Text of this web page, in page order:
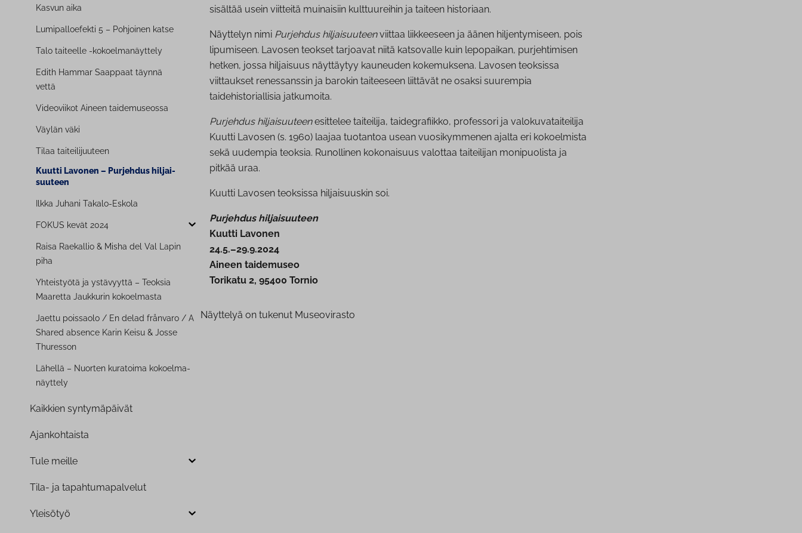
Kasvun aika
Lu­mi­pal­loe­fek­ti 5 – Pohjoinen katse
Talo taiteelle -ko­koel­ma­näyt­te­ly
Edith Hammar Saappaat täynnä
vettä
Videoviikot Aineen tai­de­museos­sa
Väylän väki
Tilaa tai­tei­li­juu­teen
Kuutti Lavonen – Purjehdus hil­jai­
suu­teen
Ilkka Juhani Takalo-Eskola
FOKUS kevät 2024
Raisa Raekallio & Misha del Val Lapin
piha
Yhteistyötä ja ystävyyttä – Teoksia
Maaretta Jaukkurin kokoelmasta
Jaettu poissaolo / En delad frånvaro / A
Shared absence Karin Keisu & Josse
Thuresson
Lähellä – Nuorten kuratoima ko­koel­ma­
näyt­te­ly
Kaikkien syn­ty­mä­päi­vät
Ajan­koh­tais­ta
Tule meille
Tila- ja ta­pah­tu­ma­pal­ve­lut
Yleisötyö
sisältää usein viitteitä muinaisiin kulttuureihin ja taiteen historiaan.
Näyttelyn nimi Purjehdus hiljaisuuteenviittaa liikkeeseen ja äänen hiljentymiseen, pois
lipumiseen. Lavosen teokset tarjoavat niitä katsovalle kuin lepopaikan, purjehtimisen
hetken, jossa hiljaisuus näyttäytyy kauneuden kokemuksena. Lavosen teoksissa
viittaukset renessanssin ja barokin taiteeseen liittävät ne osaksi suurempia
taidehistoriallisia jatkumoita.
Purjehdus hiljaisuuteenesittelee taiteilija, taidegrafiikko, professori ja valokuvataiteilija
Kuutti Lavosen (s. 1960) laajaa tuotantoa usean vuosikymmenen ajalta eri kokoelmista
sekä uudempia teoksia. Runollinen kokonaisuus valottaa taiteilijan monipuolista ja
pitkää uraa.
Kuutti Lavosen teoksissa hiljaisuuskin soi.
Purjehdus hiljaisuuteen
Kuutti Lavonen
24.5.–29.9.2024
Aineen taidemuseo
Torikatu 2, 95400 Tornio
Näyttelyä on tukenut Museovirasto